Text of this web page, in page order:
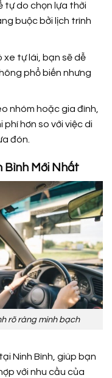
tự do chọn lựa thời
buộc bởi lịch trình
xe tự lái, bạn sẽ dễ
phổ biến nhưng
nhóm hoặc gia đình,
hơn so với việc di
đón.
Bình Mới Nhất
rõ ràng minh bạch
Ninh Bình, giúp bạn
với nhu cầu của